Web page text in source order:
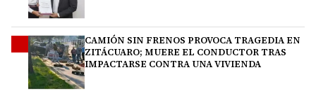
CAMIÓN SIN FRENOS PROVOCA TRAGEDIA EN
ZITÁCUARO; MUERE EL CONDUCTOR TRAS
IMPACTARSE CONTRA UNA VIVIENDA